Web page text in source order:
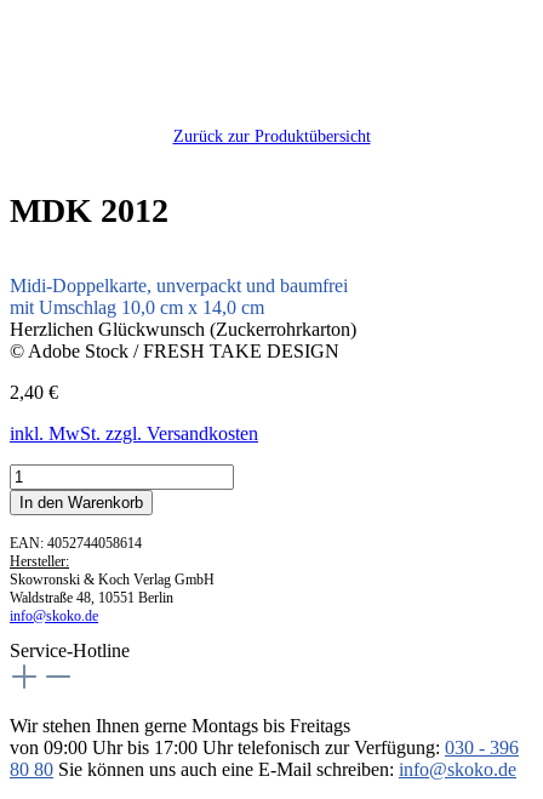
Zurück zur Produktübersicht
MDK 2012
Midi-Doppelkarte, unverpackt und baumfrei
mit Umschlag 10,0 cm x 14,0 cm
Herzlichen Glückwunsch (Zuckerrohrkarton)
© Adobe Stock / FRESH TAKE DESIGN
2,40 €
inkl. MwSt. zzgl. Versandkosten
In den Warenkorb
EAN: 4052744058614
Hersteller:
Skowronski & Koch Verlag GmbH
Waldstraße 48, 10551 Berlin
info@skoko.de
Service-Hotline
Wir stehen Ihnen gerne Montags bis Freitags
von 09:00 Uhr bis 17:00 Uhr telefonisch zur Verfügung: 030 - 396
80 80 Sie können uns auch eine E-Mail schreiben: info@skoko.de